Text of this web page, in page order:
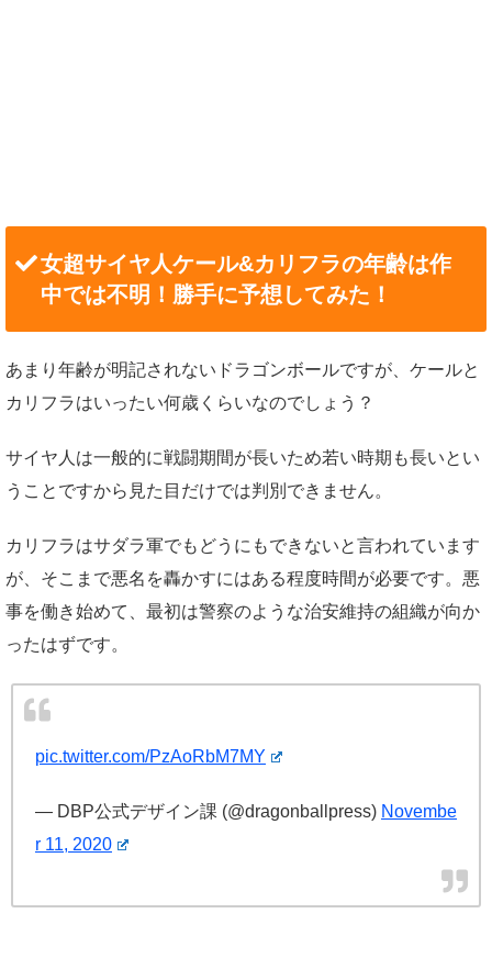
女超サイヤ人ケール&カリフラの年齢は作
中では不明！勝手に予想してみた！
あまり年齢が明記されないドラゴンボールですが、ケールと
カリフラはいったい何歳くらいなのでしょう？
サイヤ人は一般的に戦闘期間が長いため若い時期も長いとい
うことですから見た目だけでは判別できません。
カリフラはサダラ軍でもどうにもできないと言われています
が、そこまで悪名を轟かすにはある程度時間が必要です。悪
事を働き始めて、最初は警察のような治安維持の組織が向か
ったはずです。
pic.twitter.com/PzAoRbM7MY
— DBP公式デザイン課 (@dragonballpress) Novembe
r 11, 2020